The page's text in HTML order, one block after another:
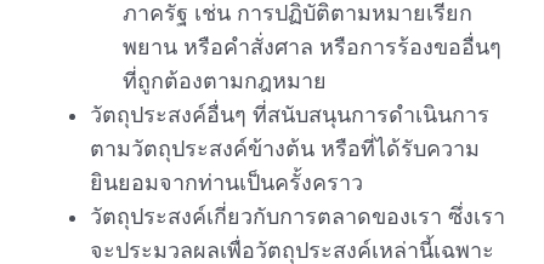
ภาครัฐ เช่น การปฏิบัติตามหมายเรียก
พยาน หรือคำสั่งศาล หรือการร้องขออื่นๆ
ที่ถูกต้องตามกฎหมาย
วัตถุประสงค์อื่นๆ ที่สนับสนุนการดำเนินการ
ตามวัตถุประสงค์ข้างต้น หรือที่ได้รับความ
ยินยอมจากท่านเป็นครั้งคราว
วัตถุประสงค์เกี่ยวกับการตลาดของเรา ซึ่งเรา
จะประมวลผลเพื่อวัตถุประสงค์เหล่านี้เฉพาะ